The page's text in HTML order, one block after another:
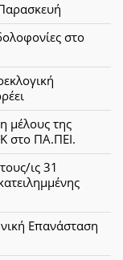
στο
μέλους της
στο ΠΑ.ΠΕΙ.
ις 31
Επανάσταση